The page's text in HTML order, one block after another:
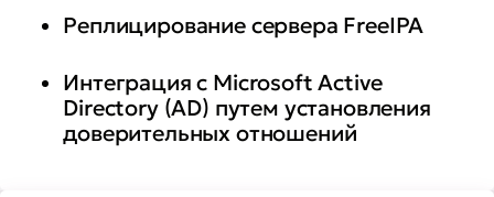
Реплицирование сервера FreeIPA
Интеграция с Microsoft Active
Directory (AD) путем установления
доверительных отношений